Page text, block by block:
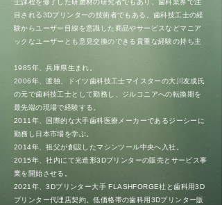
士課程を修了した研磨材の研究者でもあり、歯科業界で注
目される3Dプリンターの技術者でもある。歯科技工士の経
験からユーザー目線を意識した商品やサービスなどマニア
ックなユーザーとも意見交換のできる貴重な経験の持ち主
1985年、兵庫県生まれ。
2006年、渡独、ドイツ歯科技工士マイスターの大川友成氏
の元で歯科技工士として勤務し、ジルコニアへの転換期を
最先端の現場で経験する。
2011年、国際的な大手歯科医療メーカーであるジーシーに
勤務し日本市場を学ぶ。
2014年、祖父が創設したマシンツール中央へ入社。
2015年、社内にて光造形3Dプリンターの販売とサービス事
業を開始させる。
2021年、3Dプリンター大手 FLASHFORGE社と歯科用3D
プリンター代理店契約。低価格帯の歯科用3Dプリンター販